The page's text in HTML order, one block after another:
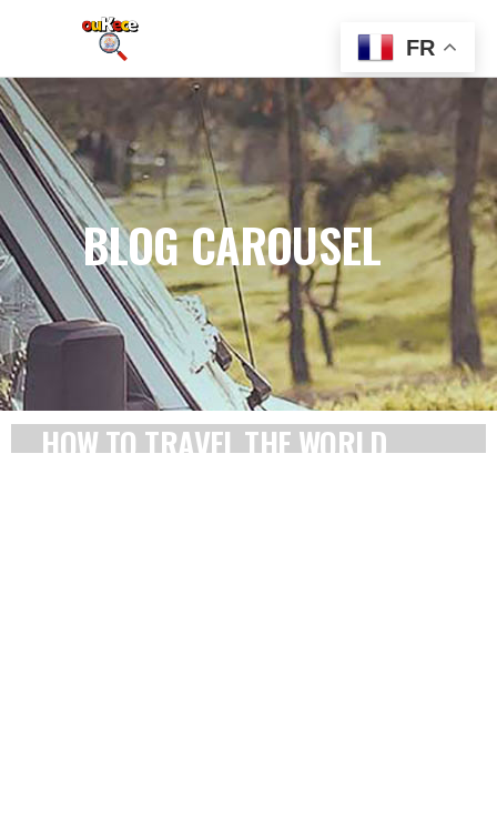
BLOG CAROUSEL
HOW TO TRAVEL THE WORLD
FR